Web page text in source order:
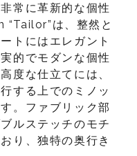
常に革新的な個性
“Tailor”は、整然と
トにはエレガント
的でモダンな個性
度な仕立てには、
する上でのミノッ
。ファブリック部
ルステッチのモチ
り、独特の奥行き